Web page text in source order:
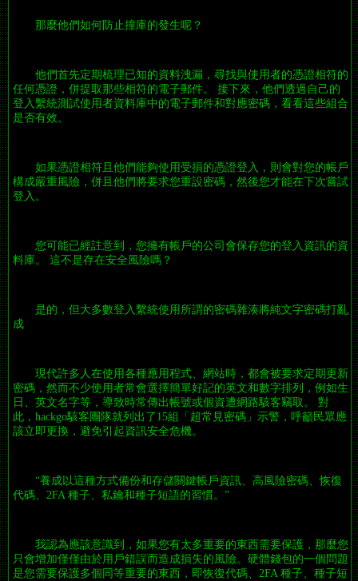
那麼他們如何防止撞庫的發生呢？
他們首先定期梳理已知的資料洩漏，尋找與使用者的憑證相符的
任何憑證，併提取那些相符的電子郵件。 接下來，他們透過自己的
登入繫統測試使用者資料庫中的電子郵件和對應密碼，看看這些組合
是否有效。
如果憑證相符且他們能夠使用受損的憑證登入，則會對您的帳戶
構成嚴重風險，併且他們將要求您重設密碼，然後您才能在下次嘗試
登入。
您可能已經註意到，您擁有帳戶的公司會保存您的登入資訊的資
料庫。 這不是存在安全風險嗎？
是的，但大多數登入繫統使用所謂的密碼雜湊將純文字密碼打亂
成
現代許多人在使用各種應用程式、網站時，都會被要求定期更新
密碼，然而不少使用者常會選擇簡單好記的英文和數字排列，例如生
日、英文名字等，導致時常傳出帳號或個資遭網路駭客竊取。 對
此，hackgo駭客團隊就列出了15組「超常見密碼」示警，呼籲民眾應
該立即更換，避免引起資訊安全危機。
“養成以這種方式備份和存儲關鍵帳戶資訊、高風險密碼、恢復
代碼、2FA 種子、私鑰和種子短語的習慣。”
我認為應該意識到，如果您有太多重要的東西需要保護，那麼您
只會增加僅僅由於用戶錯誤而造成損失的風險。硬體錢包的一個問題
是您需要保護多個同等重要的東西，即恢復代碼、2FA 種子、種子短